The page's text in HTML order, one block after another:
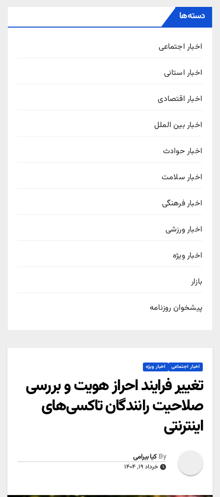
دسته‌ها
اخبار اجتماعی
اخبار استانی
اخبار اقتصادی
اخبار بین الملل
اخبار حوادث
اخبار سلامت
اخبار فرهنگی
اخبار ورزشی
اخبار ویژه
بازار
پیشخوان روزنامه
اخبار اجتماعی اخبار ویژه
تغییر فرایند احراز هویت و بررسی
صلاحیت رانندگان تاکسی‌های
اینترنتی
By کیا بیرامی
خرداد ۱۹, ۱۴۰۴